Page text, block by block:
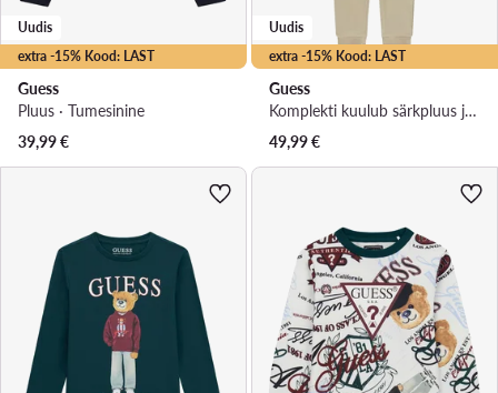
extra -15% Kood: LAST
Uudis
Guess
Pluus · Tumesinine
39,99€
extra -15% Kood: LAST
Uudis
Guess
Komplekti kuulub särkpluus ja püksid · Beež
49,99€